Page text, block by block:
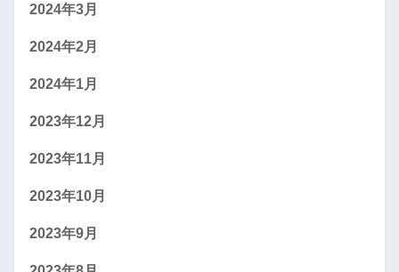
2024年3月
2024年2月
2024年1月
2023年12月
2023年11月
2023年10月
2023年9月